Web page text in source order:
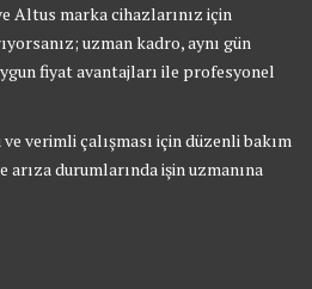
Altus marka cihazlarınız için
uzman kadro, aynı gün
fiyat avantajları ile profesyonel
verimli çalışması için düzenli bakım
arıza durumlarında işin uzmanına